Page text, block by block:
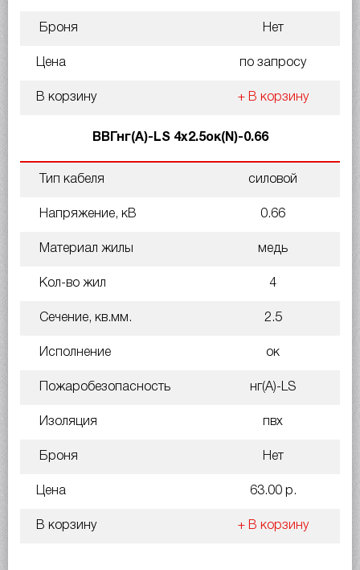
Броня Нет
Цена по запросу
В корзину + В корзину
ВВГнг(A)-LS 4х2.5ок(N)-0.66
Тип кабеля силовой
Напряжение, кВ 0.66
Материал жилы медь
Кол-во жил 4
Сечение, кв.мм. 2.5
Исполнение ок
Пожаробезопасность нг(A)-LS
Изоляция пвх
Броня Нет
Цена 63.00 р.
В корзину + В корзину